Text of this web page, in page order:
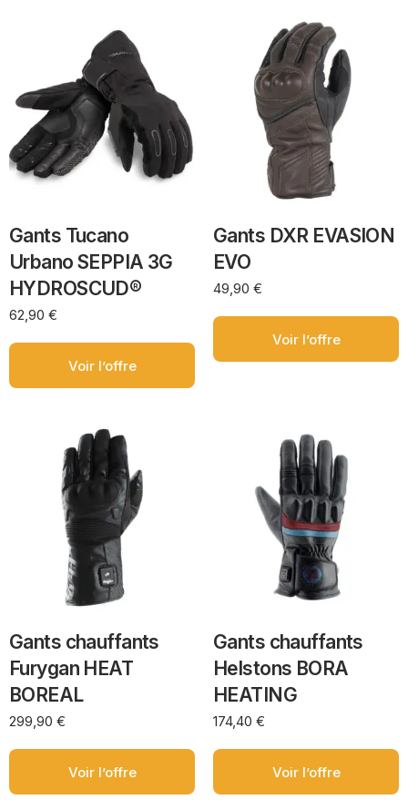
Gants Tucano
Urbano SEPPIA 3G
HYDROSCUD®
62,90 €
Voir l’offre
Gants DXR EVASION
EVO
49,90 €
Voir l’offre
Gants chauffants
Furygan HEAT
BOREAL
299,90 €
Voir l’offre
Gants chauffants
Helstons BORA
HEATING
174,40 €
Voir l’offre